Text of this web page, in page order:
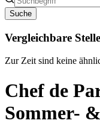
Suche
Vergleichbare
Zur Zeit sind keine
Chef de
Sommer-